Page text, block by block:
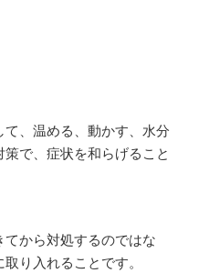
、温める、動かす、水分
で、症状を和らげること
から対処するのではな
り入れることです。